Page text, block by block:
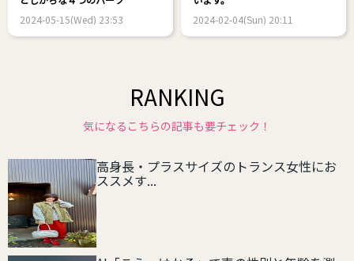
2024-05-15(Wed) 23:53
2024-02-04(Sun) 20:11
RANKING
気になるこちらの記事も要チェック！
高身長・プラスサイズのトランス女性にお
ススメす...